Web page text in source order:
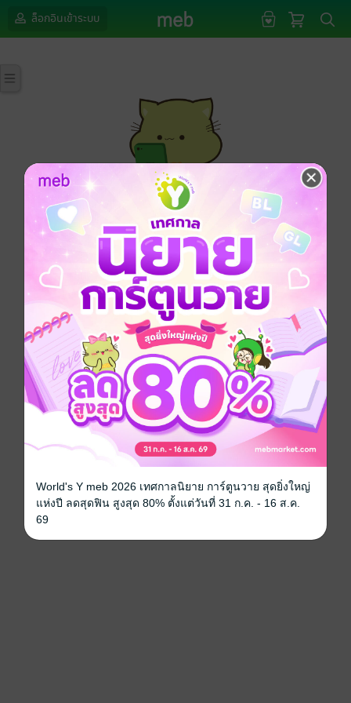
ล็อกอินเข้าระบบ
กรุณาเข้าสู่ระบบก่อนดำเนินรายการด้วยค่ะ
ล็อกอินเข้าระบบ
World's Y meb 2026 เทศกาลนิยาย การ์ตูนวาย สุดยิ่งใหญ่
แห่งปี ลดสุดฟิน สูงสุด 80% ตั้งแต่วันที่ 31 ก.ค. - 16 ส.ค.
69